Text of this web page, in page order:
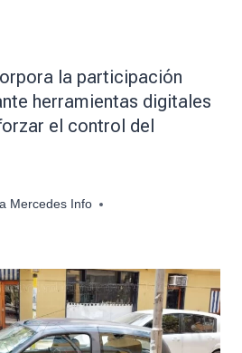
la participación
herramientas digitales
el control del
Mercedes Info